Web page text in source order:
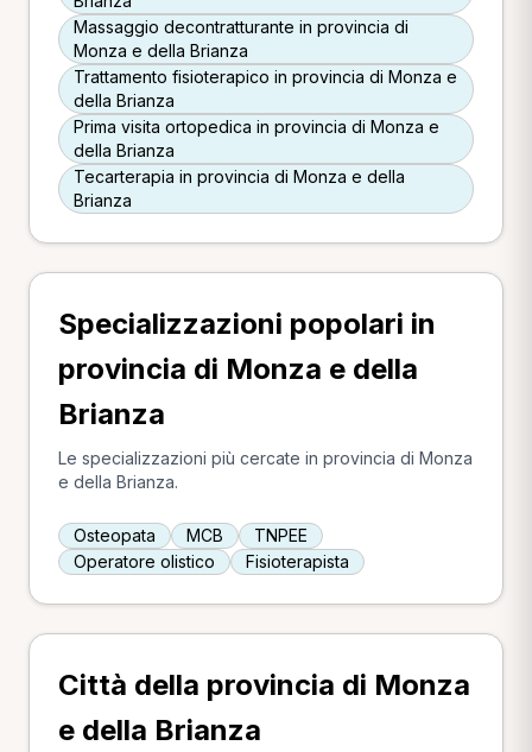
Massaggio decontratturante in provincia di
Monza e della Brianza
Trattamento fisioterapico in provincia di Monza e
della Brianza
Prima visita ortopedica in provincia di Monza e
della Brianza
Tecarterapia in provincia di Monza e della
Brianza
Specializzazioni popolari in
provincia di Monza e della
Brianza
Le specializzazioni più cercate in provincia di Monza
e della Brianza.
Osteopata MCB
TNPEE
Operatore olistico
Fisioterapista
Città della provincia di Monza
e della Brianza